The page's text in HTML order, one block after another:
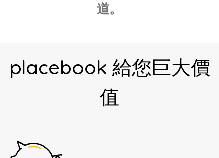
道。
placebook 給您巨大價
值